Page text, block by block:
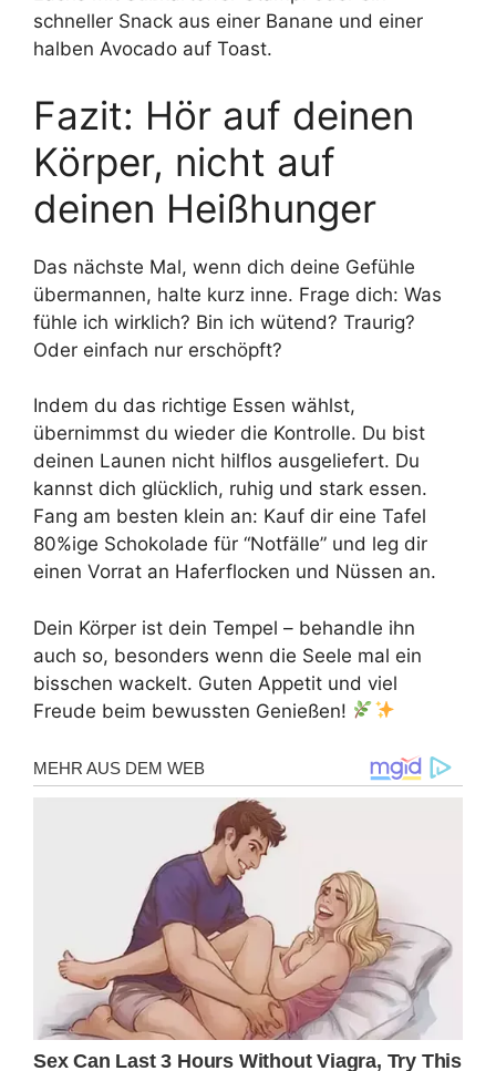
schneller Snack aus einer Banane und einer
halben Avocado auf Toast.
Fazit: Hör auf deinen
Körper, nicht auf
deinen Heißhunger
Das nächste Mal, wenn dich deine Gefühle
übermannen, halte kurz inne. Frage dich: Was
fühle ich wirklich? Bin ich wütend? Traurig?
Oder einfach nur erschöpft?
Indem du das richtige Essen wählst,
übernimmst du wieder die Kontrolle. Du bist
deinen Launen nicht hilflos ausgeliefert. Du
kannst dich glücklich, ruhig und stark essen.
Fang am besten klein an: Kauf dir eine Tafel
80%ige Schokolade für “Notfälle” und leg dir
einen Vorrat an Haferflocken und Nüssen an.
Dein Körper ist dein Tempel – behandle ihn
auch so, besonders wenn die Seele mal ein
bisschen wackelt. Guten Appetit und viel
Freude beim bewussten Genießen!